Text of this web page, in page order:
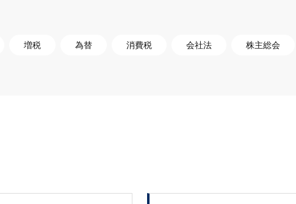
増税 為替 消費税 会社法 株主総会